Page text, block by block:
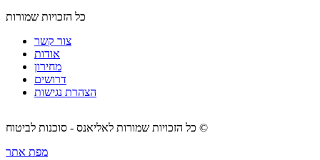
כל הזכויות שמורות
צור קשר
אודות
מחירון
דרושים
הצהרת נגישות
כל הזכויות שמורות לאליאנס - סוכנות לביטוח ©
מפת אתר